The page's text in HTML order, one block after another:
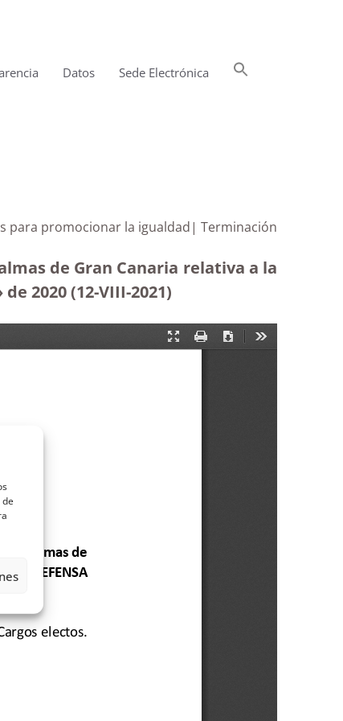
Datos Sede Electrónica
para promocionar la igualdad| Terminación
de Gran Canaria relativa a la
2020 (12-VIII-2021)